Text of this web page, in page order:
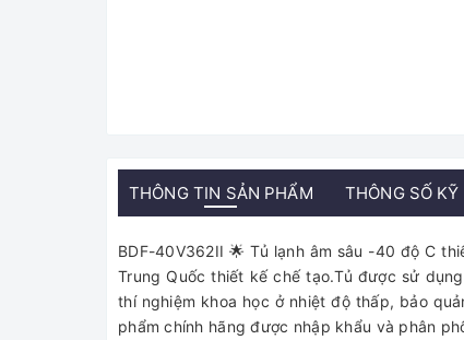
THÔNG TIN SẢN PHẨM THÔNG SỐ KỸ
BDF-40V362II 🌟 Tủ lạnh âm sâu -40 độ C
Trung Quốc thiết kế chế tạo.Tủ được sử
thí nghiệm khoa học ở nhiệt độ thấp, bảo
phẩm chính hãng được nhập khẩu và phân